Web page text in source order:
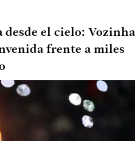
desde el cielo: Vozinha
frente a miles